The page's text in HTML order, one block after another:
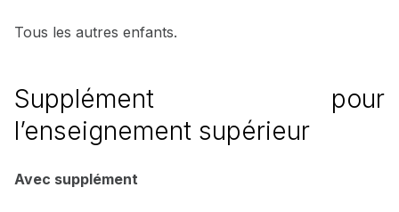
Tous les autres enfants.
Supplément pour
l’enseignement supérieur
Avec supplément